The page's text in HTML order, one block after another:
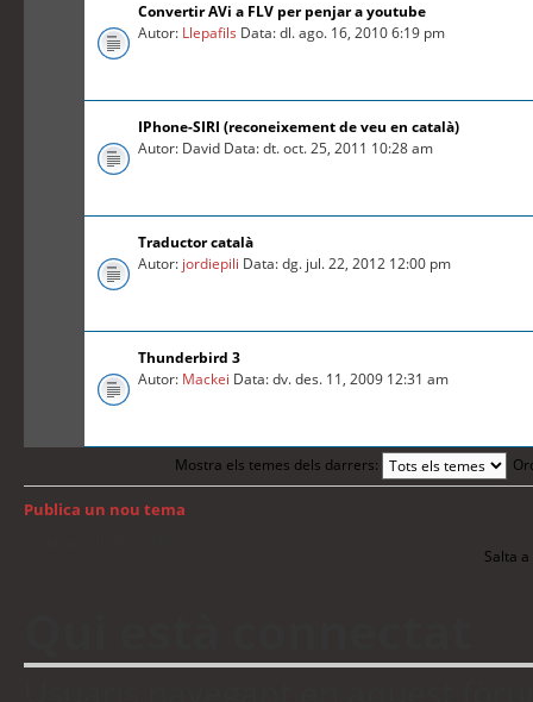
Convertir AVi a FLV per penjar a youtube
Autor: Llepafils Data: dl. ago. 16, 2010 6:19 pm
IPhone-SIRI (reconeixement de veu en català)
Autor: David Data: dt. oct. 25, 2011 10:28 am
Traductor català
Autor: jordiepili Data: dg. jul. 22, 2012 12:00 pm
Thunderbird 3
Autor: Mackei Data: dv. des. 11, 2009 12:31 am
Mostra els temes dels darrers:
Publica un nou tema
Salta a